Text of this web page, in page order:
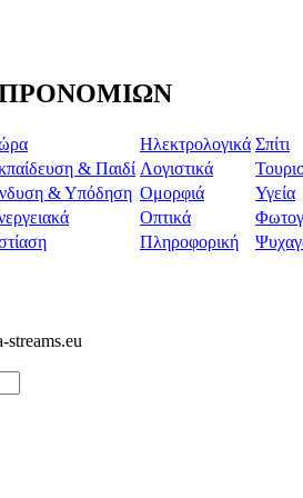
Ηλεκτρολογικά Σπίτι
& Παιδί Λογιστικά
& Υπόδηση Ομορφιά
Υγεία
Οπτικά
Πληροφορική